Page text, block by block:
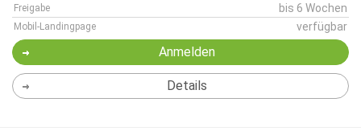
Freigabe bis 6 Wochen
Mobil-Landingpage verfügbar
Anmelden
Details